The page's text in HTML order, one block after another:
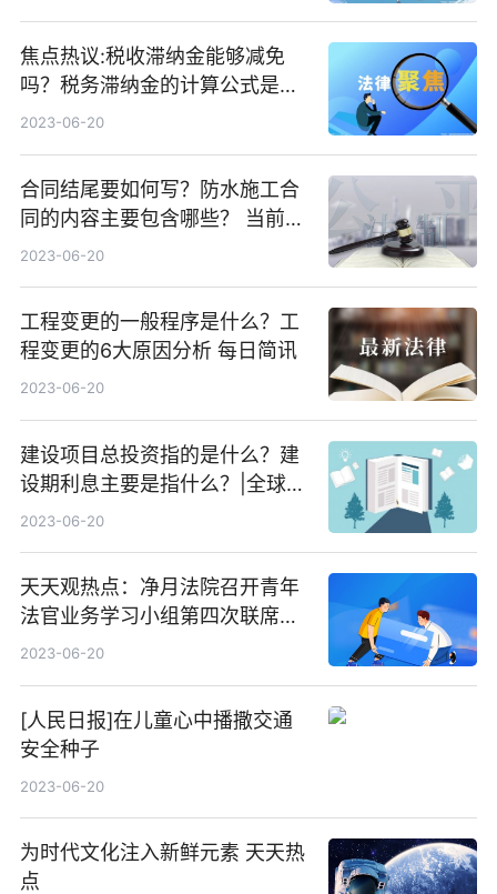
焦点热议:税收滞纳金能够减免
吗？税务滞纳金的计算公式是什
么？
2023-06-20
合同结尾要如何写？防水施工合
同的内容主要包含哪些？ 当前焦
点
2023-06-20
工程变更的一般程序是什么？工
程变更的6大原因分析 每日简讯
2023-06-20
建设项目总投资指的是什么？建
设期利息主要是指什么？|全球快
看
2023-06-20
天天观热点：净月法院召开青年
法官业务学习小组第四次联席会
议
2023-06-20
[人民日报]在儿童心中播撒交通
安全种子
2023-06-20
为时代文化注入新鲜元素 天天热
点